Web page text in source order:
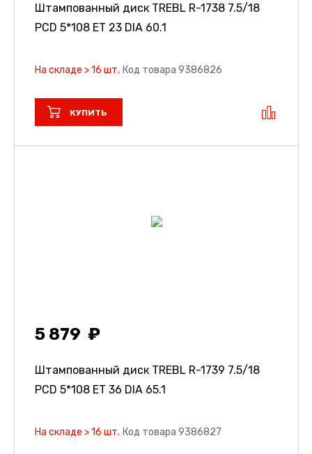
Штампованный диск TREBL R-1738 7.5/18
PCD 5*108 ET 23 DIA 60.1
На складе > 16 шт. Код товара 9386826
КУПИТЬ
5 879
Штампованный диск TREBL R-1739 7.5/18
PCD 5*108 ET 36 DIA 65.1
На складе > 16 шт. Код товара 9386827